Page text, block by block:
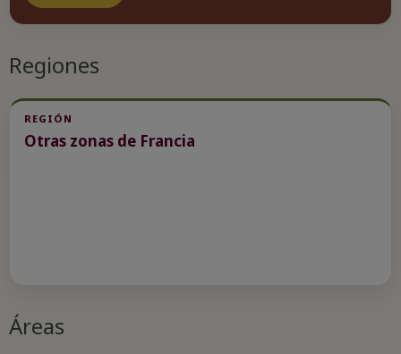
Regiones
REGIÓN
Otras zonas de Francia
Áreas